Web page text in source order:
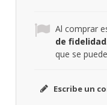
Al comprar
de fidelidad
que se
Escribe un